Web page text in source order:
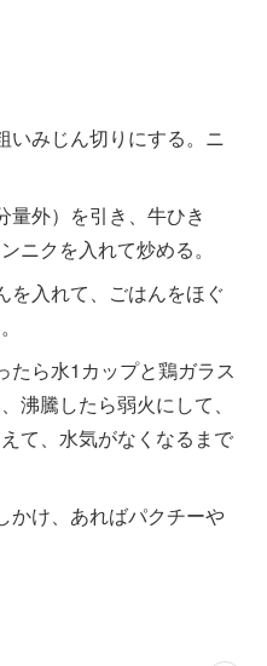
いみじん切りにする。ニ
量外）を引き、牛ひき
ニクを入れて炒める。
を入れて、ごはんをほぐ
たら水1カップと鶏ガラス
沸騰したら弱火にして、
て、水気がなくなるまで
かけ、あればパクチーや